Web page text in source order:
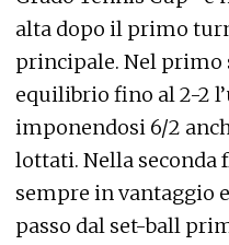
alta dopo il primo
principale. Nel primo
equilibrio fino al 2-2
imponendosi 6/2
lottati. Nella seconda
sempre in vantaggio
passo dal set-ball